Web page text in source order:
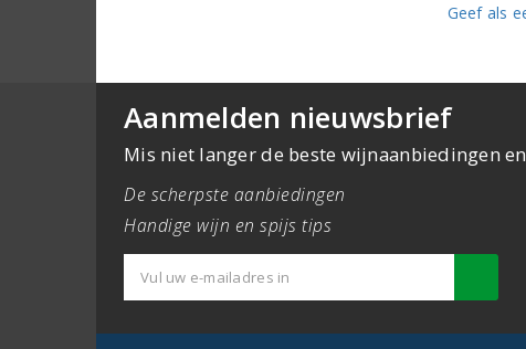
Geef als
Aanmelden nieuwsbrief
Mis niet langer de beste wijnaanbiedingen
De scherpste aanbiedingen
Handige wijn en spijs tips